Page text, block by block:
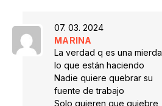
07. 03. 2024
MARINA
La verdad q es una mierda
lo que están haciendo
Nadie quiere quebrar su
fuente de trabajo
Solo quieren que quiebre